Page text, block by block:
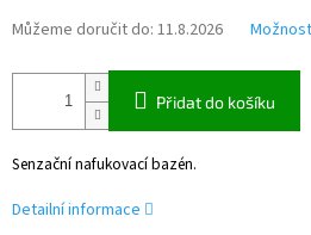
Můžeme doručit do: 11.8.2026
Přidat do košíku
Senzační nafukovací bazén.
Detailní informace